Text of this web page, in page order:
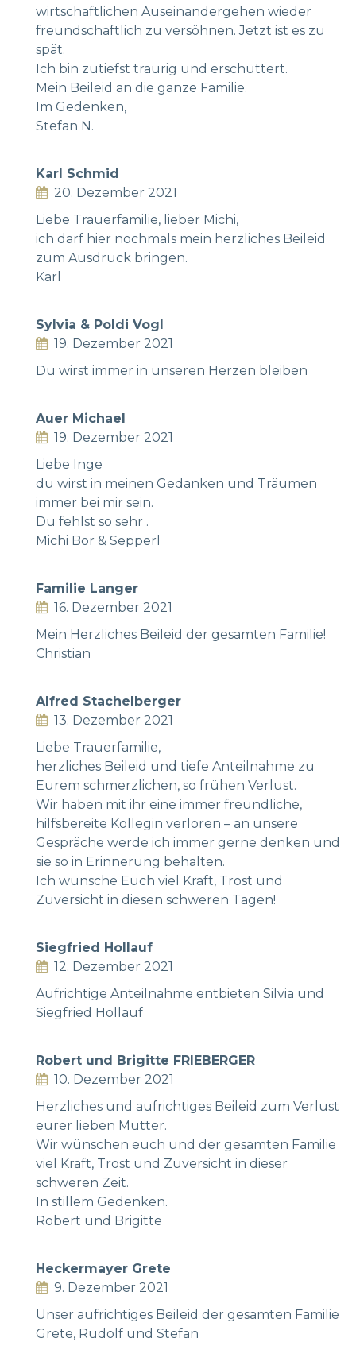
wirtschaftlichen Auseinandergehen wieder
freundschaftlich zu versöhnen. Jetzt ist es zu
spät.
Ich bin zutiefst traurig und erschüttert.
Mein Beileid an die ganze Familie.
Im Gedenken,
Stefan N.
Karl Schmid
20. Dezember 2021
Liebe Trauerfamilie, lieber Michi,
ich darf hier nochmals mein herzliches Beileid
zum Ausdruck bringen.
Karl
Sylvia & Poldi Vogl
19. Dezember 2021
Du wirst immer in unseren Herzen bleiben
Auer Michael
19. Dezember 2021
Liebe Inge
du wirst in meinen Gedanken und Träumen
immer bei mir sein.
Du fehlst so sehr .
Michi Bör & Sepperl
Familie Langer
16. Dezember 2021
Mein Herzliches Beileid der gesamten Familie!
Christian
Alfred Stachelberger
13. Dezember 2021
Liebe Trauerfamilie,
herzliches Beileid und tiefe Anteilnahme zu
Eurem schmerzlichen, so frühen Verlust.
Wir haben mit ihr eine immer freundliche,
hilfsbereite Kollegin verloren – an unsere
Gespräche werde ich immer gerne denken und
sie so in Erinnerung behalten.
Ich wünsche Euch viel Kraft, Trost und
Zuversicht in diesen schweren Tagen!
Siegfried Hollauf
12. Dezember 2021
Aufrichtige Anteilnahme entbieten Silvia und
Siegfried Hollauf
Robert und Brigitte FRIEBERGER
10. Dezember 2021
Herzliches und aufrichtiges Beileid zum Verlust
eurer lieben Mutter.
Wir wünschen euch und der gesamten Familie
viel Kraft, Trost und Zuversicht in dieser
schweren Zeit.
In stillem Gedenken.
Robert und Brigitte
Heckermayer Grete
9. Dezember 2021
Unser aufrichtiges Beileid der gesamten Familie
Grete, Rudolf und Stefan